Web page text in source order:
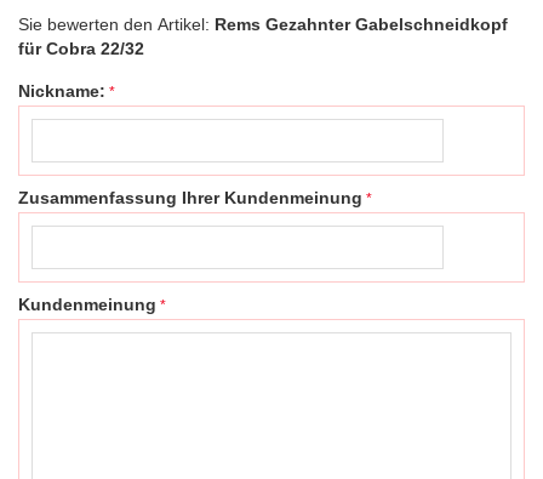
Sie bewerten den Artikel: Rems Gezahnter Gabelschneidkopf
für Cobra 22/32
Nickname:
Zusammenfassung Ihrer Kundenmeinung
Kundenmeinung